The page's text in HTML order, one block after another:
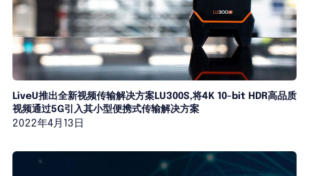
LiveU推出全新视频传输解决方案LU300S,将4K 10-bit HDR高品质
视频通过5G引入其小型便携式传输解决方案
2022年4月13日